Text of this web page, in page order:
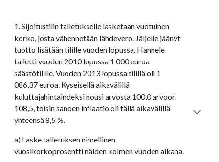
1. Sijoitustilin talletukselle lasketaan vuotuinen
korko, josta vähennetään lähdevero. Jäljelle jäänyt
tuotto lisätään tilille vuoden lopussa. Hannele
talletti vuoden 2010 lopussa 1 000 euroa
säästötilille. Vuoden 2013 lopussa tilillä oli 1
086,37 euroa. Kyseisellä aikavälillä
kuluttajahintaindeksi nousi arvosta 100,0 arvoon
108,5, toisin sanoen inflaatio oli tällä aikavälillä
yhteensä 8,5 %.
a) Laske talletuksen nimellinen